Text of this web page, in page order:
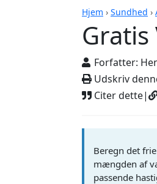
Hjem › Sundhed ›
Forfatter:
Udskriv
Citer dette|
Beregn det
mængden af
passende